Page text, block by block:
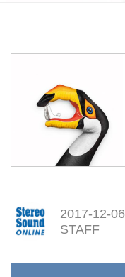
2017-12-06
STAFF